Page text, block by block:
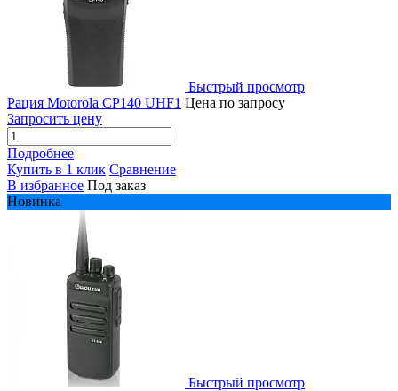
Быстрый просмотр
Рация Motorola CP140 UHF1 Цена по запросу
Запросить цену
Подробнее
Купить в 1 клик Сравнение
В избранное Под заказ
Новинка
Быстрый просмотр